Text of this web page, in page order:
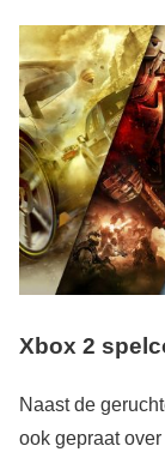
Xbox 2
Naast de
ook gepraat